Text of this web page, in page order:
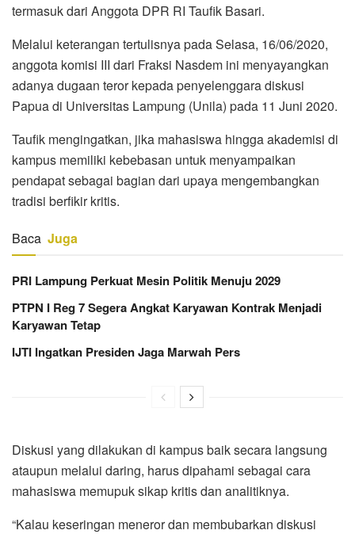
termasuk dari Anggota DPR RI Taufik Basari.
Melalui keterangan tertulisnya pada Selasa, 16/06/2020,
anggota komisi III dari Fraksi Nasdem ini menyayangkan
adanya dugaan teror kepada penyelenggara diskusi
Papua di Universitas Lampung (Unila) pada 11 Juni 2020.
Taufik mengingatkan, jika mahasiswa hingga akademisi di
kampus memiliki kebebasan untuk menyampaikan
pendapat sebagai bagian dari upaya mengembangkan
tradisi berfikir kritis.
Baca Juga
PRI Lampung Perkuat Mesin Politik Menuju 2029
PTPN I Reg 7 Segera Angkat Karyawan Kontrak Menjadi
Karyawan Tetap
IJTI Ingatkan Presiden Jaga Marwah Pers
Diskusi yang dilakukan di kampus baik secara langsung
ataupun melalui daring, harus dipahami sebagai cara
mahasiswa memupuk sikap kritis dan analitiknya.
“Kalau keseringan meneror dan membubarkan diskusi